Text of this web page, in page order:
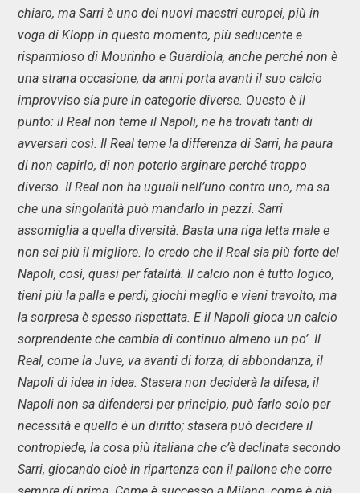
chiaro, ma Sarri è uno dei nuovi maestri europei, più in
voga di Klopp in questo momento, più seducente e
risparmioso di Mourinho e Guardiola, anche perché non è
una strana occasione, da anni porta avanti il suo calcio
improvviso sia pure in categorie diverse. Questo è il
punto: il Real non teme il Napoli, ne ha trovati tanti di
avversari così. Il Real teme la differenza di Sarri, ha paura
di non capirlo, di non poterlo arginare perché troppo
diverso. Il Real non ha uguali nell’uno contro uno, ma sa
che una singolarità può mandarlo in pezzi. Sarri
assomiglia a quella diversità. Basta una riga letta male e
non sei più il migliore. Io credo che il Real sia più forte del
Napoli, così, quasi per fatalità. Il calcio non è tutto logico,
tieni più la palla e perdi, giochi meglio e vieni travolto, ma
la sorpresa è spesso rispettata. E il Napoli gioca un calcio
sorprendente che cambia di continuo almeno un po’. Il
Real, come la Juve, va avanti di forza, di abbondanza, il
Napoli di idea in idea. Stasera non deciderà la difesa, il
Napoli non sa difendersi per principio, può farlo solo per
necessità e quello è un diritto; stasera può decidere il
contropiede, la cosa più italiana che c’è declinata secondo
Sarri, giocando cioè in ripartenza con il pallone che corre